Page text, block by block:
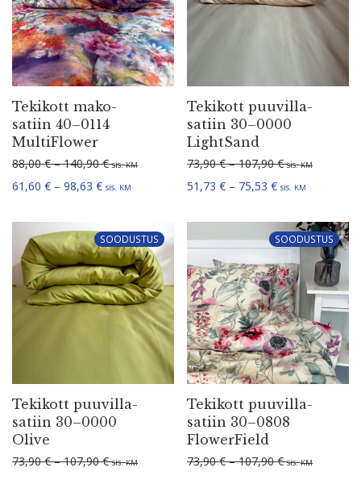
Tekikott mako-
satiin 40–0114
MultiFlower
88,00€ – 140,90€Hinna­va­hemik: 88,00 € kuni 140,90 €
sis.KM
61,60 € – 98,63 €Hinna­va­hemik: 61,60 € kuni 98,63 €
sis. KM
Tekikott puuvil­la­
satiin 30–0000
LightSand
73,90€ – 107,90€ sis.KM
51,73 € – 75,53 €Hinna­va­hemik:
sis. KM
SOODUSTUS
Tekikott puuvil­la­
satiin 30–0000
Olive
73,90€ – 107,90€Hinna­va­hemik: 73,90 € kuni 107,90 €
sis.KM
SOODUSTUS
Tekikott puuvil­la­
satiin 30–0808
FlowerField
73,90€ – 107,90€ sis.KM